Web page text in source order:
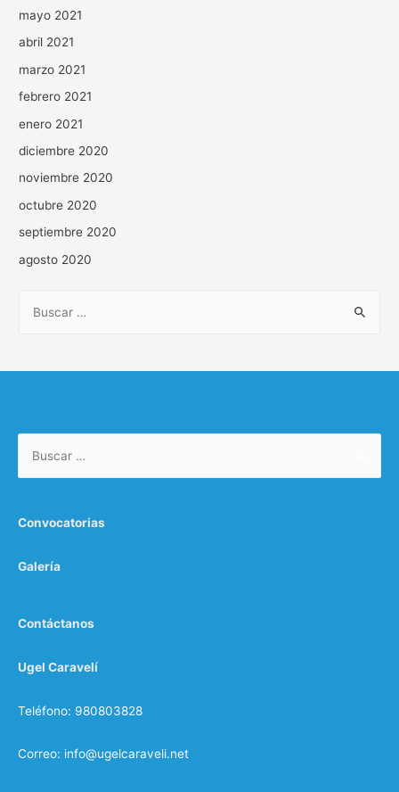
mayo 2021
abril 2021
marzo 2021
febrero 2021
enero 2021
diciembre 2020
noviembre 2020
octubre 2020
septiembre 2020
agosto 2020
Convocatorias
Galería
Contáctanos
Ugel Caravelí
Teléfono: 980803828
Correo: info@ugelcaraveli.net